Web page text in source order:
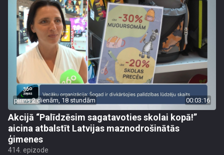
pirms 2 dienām, 18 stundām 00:03:16
Akcijā “Palīdzēsim sagatavoties skolai kopā!”
aicina atbalstīt Latvijas maznodrošinātās
ģimenes
414. epizode